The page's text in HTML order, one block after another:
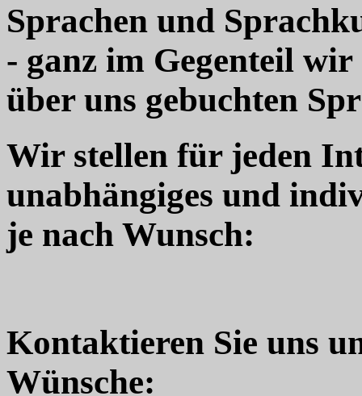
Sprachen und
- ganz im Gegenteil
über uns gebuchten
Wir stellen für jeden
unabhängiges und
je nach Wunsch:
Kontaktieren Sie uns
Wünsche: